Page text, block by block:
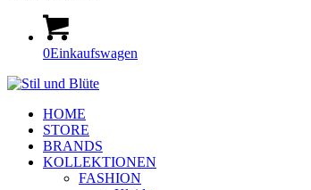
0Einkaufswagen
HOME
STORE
BRANDS
KOLLEKTIONEN
FASHION